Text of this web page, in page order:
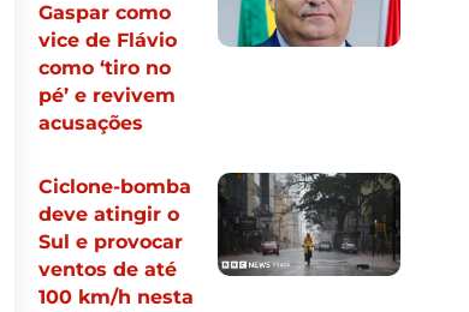
Gaspar como
vice de Flávio
como ‘tiro no
pé’ e revivem
acusações
Ciclone-bomba
deve atingir o
Sul e provocar
ventos de até
100 km/h nesta